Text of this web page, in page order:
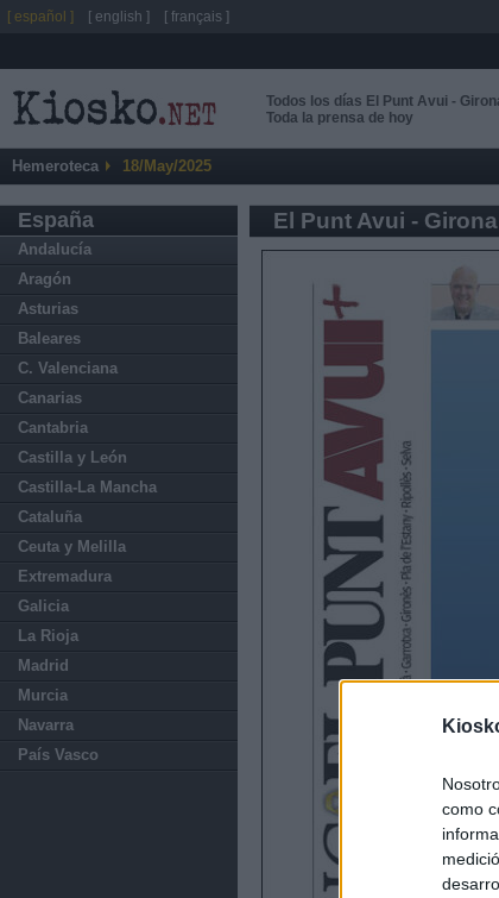
como
Todos los días El Punt Avui -
Toda la prensa de hoy
Hemeroteca 18/May/2025
España
Andalucía
Aragón
Asturias
Baleares
C. Valenciana
Canarias
Cantabria
Castilla y León
Castilla-La Mancha
Cataluña
Ceuta y Melilla
Extremadura
Galicia
La Rioja
Madrid
Murcia
Navarra
País Vasco
El Punt Avui - Girona
[ español ] [ english ] [ français ]